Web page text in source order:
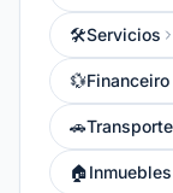
🛠️Servicios
💱
🚗
🏠